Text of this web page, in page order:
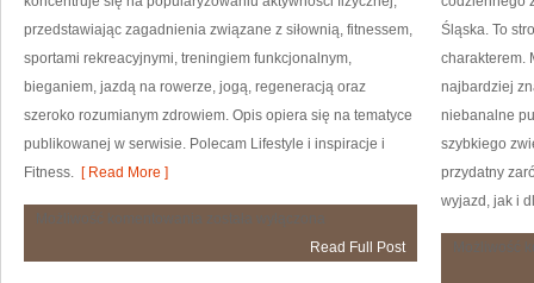
przedstawiając zagadnienia związane z siłownią, fitnessem,
sportami rekreacyjnymi, treningiem funkcjonalnym,
bieganiem, jazdą na rowerze, jogą, regeneracją oraz
szeroko rozumianym zdrowiem. Opis opiera się na tematyce
publikowanej w serwisie. Polecam Lifestyle i inspiracje i
Fitness. [ Read More ]
Read Full Post
Śląska. To
charakterem.
najbardziej
niebanalne
szybkiego
przydatny
wyjazd, jak i